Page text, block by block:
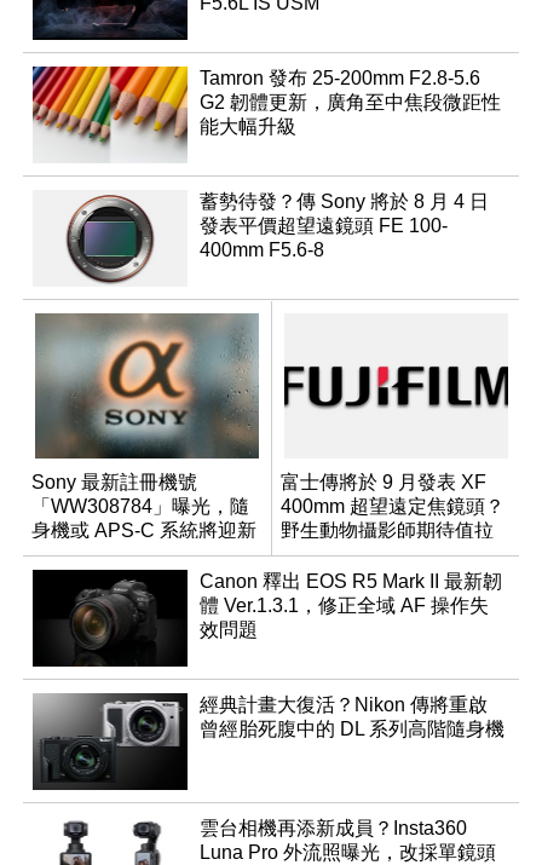
Tamron 發布 25-200mm F2.8-5.6
G2 韌體更新，廣角至中焦段微距性
能大幅升級
蓄勢待發？傳 Sony 將於 8 月 4 日
發表平價超望遠鏡頭 FE 100-
400mm F5.6-8
Sony 最新註冊機號
「WW308784」曝光，隨
身機或 APS-C 系統將迎新
成員？
富士傳將於 9 月發表 XF
400mm 超望遠定焦鏡頭？
野生動物攝影師期待值拉
滿
Canon 釋出 EOS R5 Mark II 最新韌
體 Ver.1.3.1，修正全域 AF 操作失
效問題
經典計畫大復活？Nikon 傳將重啟
曾經胎死腹中的 DL 系列高階隨身機
雲台相機再添新成員？Insta360
Luna Pro 外流照曝光，改採單鏡頭